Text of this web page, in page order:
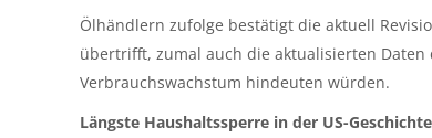
Ölhändlern zufolge bestätigt die aktuell
übertrifft, zumal auch die aktualisierten Daten
Verbrauchswachstum hindeuten würden.
Längste Haushaltssperre in der US-